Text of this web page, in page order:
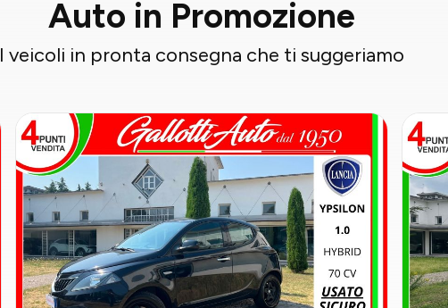
Auto in Promozione
I veicoli in pronta consegna che ti suggeriamo